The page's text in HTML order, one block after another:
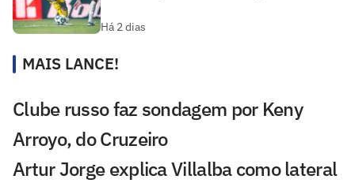
Há 2 dias
MAIS LANCE!
Clube russo faz sondagem por Keny
Arroyo, do Cruzeiro
Artur Jorge explica Villalba como lateral